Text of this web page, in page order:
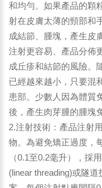
和均勻。如果產品的顆
射在皮膚太薄的頸部和
成結節、腫塊，產生皮
注射更容易、產品分佈
成丘疹和結節的風險。
已經越來越小，只要混
患部。少數人因為體質
後，產生肉芽腫的腫塊
2.注射技術：產品注射
物。為避免矯正過度，
（0.1至0.2毫升），採
(linear threading)或隧